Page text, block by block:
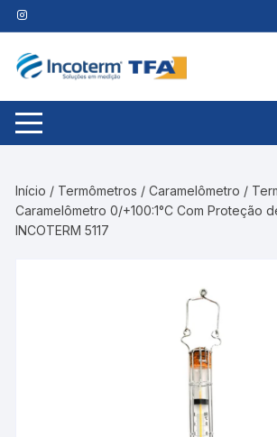
Pular
para
conteúdo
Início / Termômetros /Caramelômetro /
Caramelômetro 0/+100:1°C Com Proteção
INCOTERM 5117